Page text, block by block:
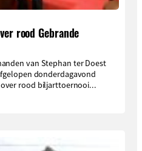
rood Gebrande
van Stephan ter Doest
donderdagavond
rood biljarttoernooi...